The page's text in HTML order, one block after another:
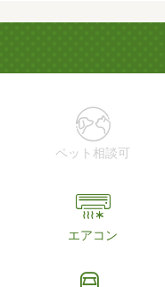
ペット相談可
エアコン